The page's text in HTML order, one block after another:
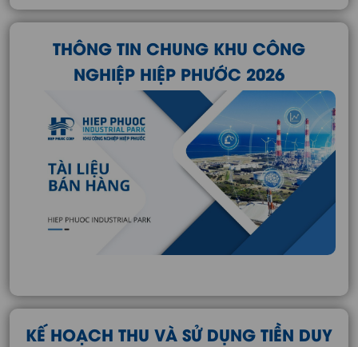
THÔNG TIN CHUNG KHU CÔNG
NGHIỆP HIỆP PHƯỚC 2026
KẾ HOẠCH THU VÀ SỬ DỤNG TIỀN DUY